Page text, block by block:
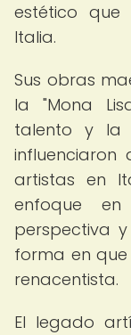
estético que
Italia.
Sus obras
la "Mona
talento y la
influenciaron
artistas en
enfoque
perspectiva
forma en
renacentista.
El legado